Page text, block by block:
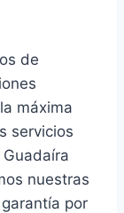
de
máxima
servicios
nuestras
por